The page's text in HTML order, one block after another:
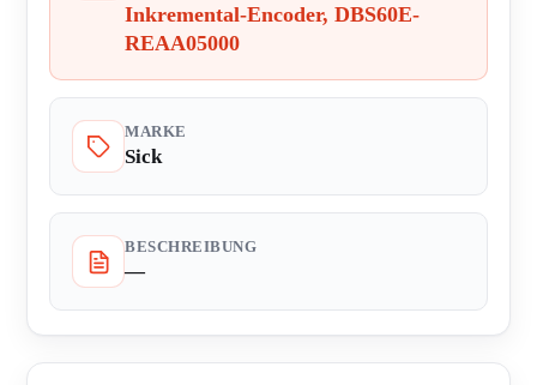
Inkremental-Encoder, DBS60E-
REAA05000
MARKE
Sick
BESCHREIBUNG
—